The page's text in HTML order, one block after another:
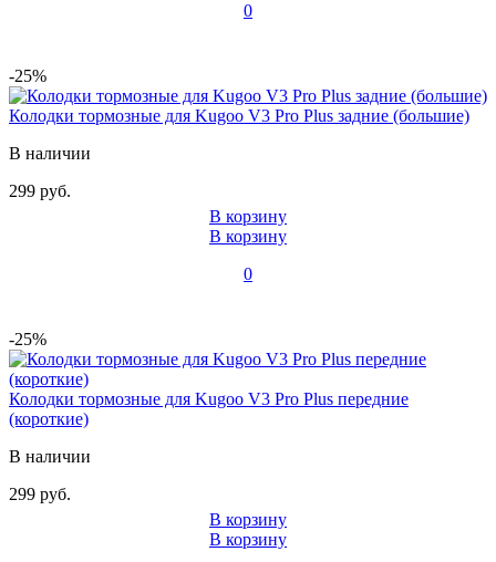
0
-25%
Колодки тормозные для Kugoo V3 Pro Plus задние (большие)
В наличии
299 руб.
В корзину
В корзину
0
-25%
Колодки тормозные для Kugoo V3 Pro Plus передние
(короткие)
В наличии
299 руб.
В корзину
В корзину